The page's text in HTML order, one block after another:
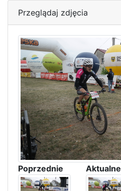
Przeglądaj zdjęcia
Poprzednie Aktualne